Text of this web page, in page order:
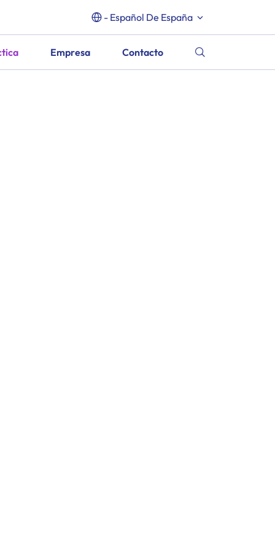
- Español De España
Empresa Contacto